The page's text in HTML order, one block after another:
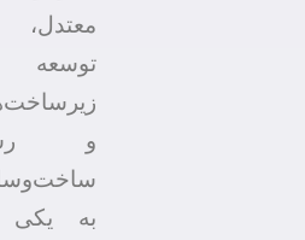
معتدل،
توسعه
زیرساخت‌ها
و رشد
ساخت‌وساز،
به یکی از